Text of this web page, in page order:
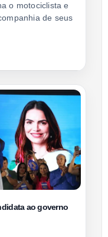
o motociclista e
de seus
ao governo